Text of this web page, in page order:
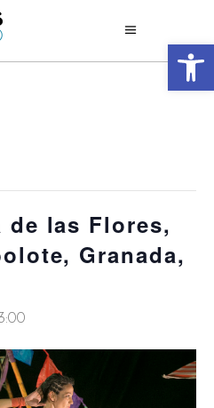
Abrir
de las Flores,
Granada,